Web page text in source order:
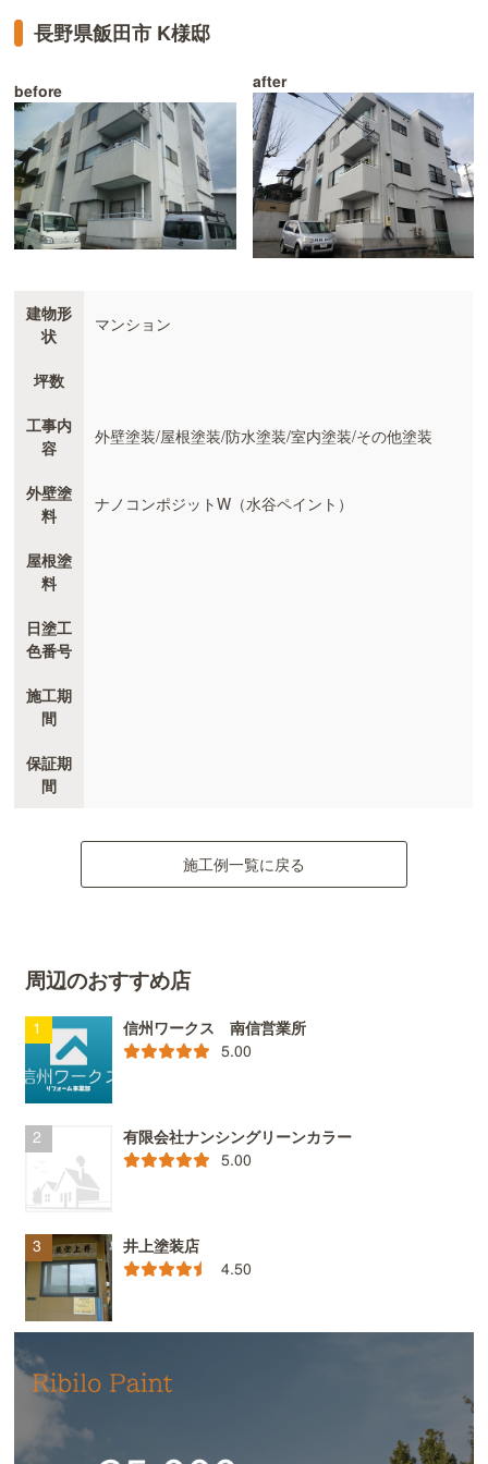
長野県飯田市 K様邸
before after
建物形
状
マンション
坪数
工事内
容
外壁塗装/屋根塗装/防水塗装/室内塗装/その他塗装
外壁塗
料
ナノコンポジットW（水谷ペイント）
屋根塗
料
日塗工
色番号
施工期
間
保証期
間
施工例一覧に戻る
周辺のおすすめ店
信州ワークス 南信営業所
5.00
有限会社ナンシングリーンカラー
5.00
井上塗装店
4.50